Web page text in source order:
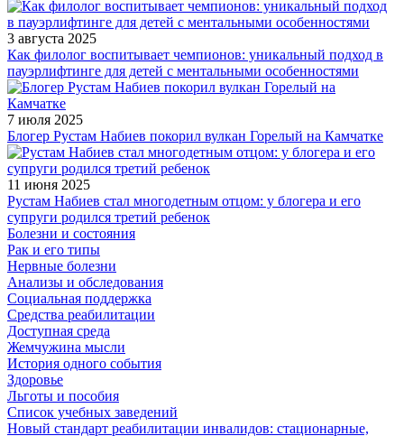
3 августа 2025
Как филолог воспитывает чемпионов: уникальный подход в
пауэрлифтинге для детей с ментальными особенностями
7 июля 2025
Блогер Рустам Набиев покорил вулкан Горелый на Камчатке
11 июня 2025
Рустам Набиев стал многодетным отцом: у блогера и его
супруги родился третий ребенок
Болезни и состояния
Рак и его типы
Нервные болезни
Анализы и обследования
Социальная поддержка
Средства реабилитации
Доступная среда
Жемчужина мысли
История одного события
Здоровье
Льготы и пособия
Список учебных заведений
Новый стандарт реабилитации инвалидов: стационарные,